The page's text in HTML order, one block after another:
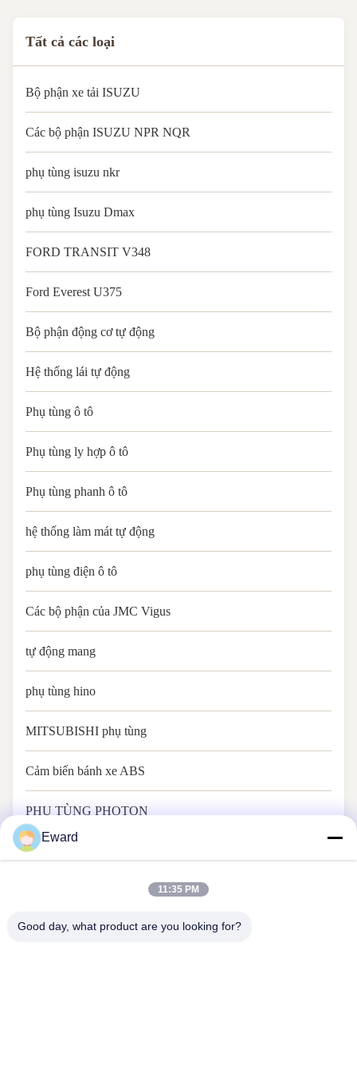
Tất cả các loại
Bộ phận xe tải ISUZU
Các bộ phận ISUZU NPR NQR
phụ tùng isuzu nkr
phụ tùng Isuzu Dmax
FORD TRANSIT V348
Ford Everest U375
Bộ phận động cơ tự động
Hệ thống lái tự động
Phụ tùng ô tô
Phụ tùng ly hợp ô tô
Phụ tùng phanh ô tô
hệ thống làm mát tự động
phụ tùng điện ô tô
Các bộ phận của JMC Vigus
tự động mang
phụ tùng hino
MITSUBISHI phụ tùng
Cảm biến bánh xe ABS
PHỤ TÙNG PHOTON
Eward
11:35 PM
Good day, what product are you looking for?